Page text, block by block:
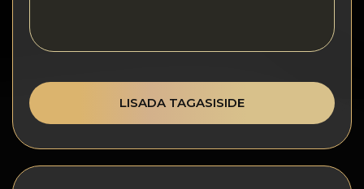
FAQ
Maine
Saidi kaart
LISADA TAGASISIDE